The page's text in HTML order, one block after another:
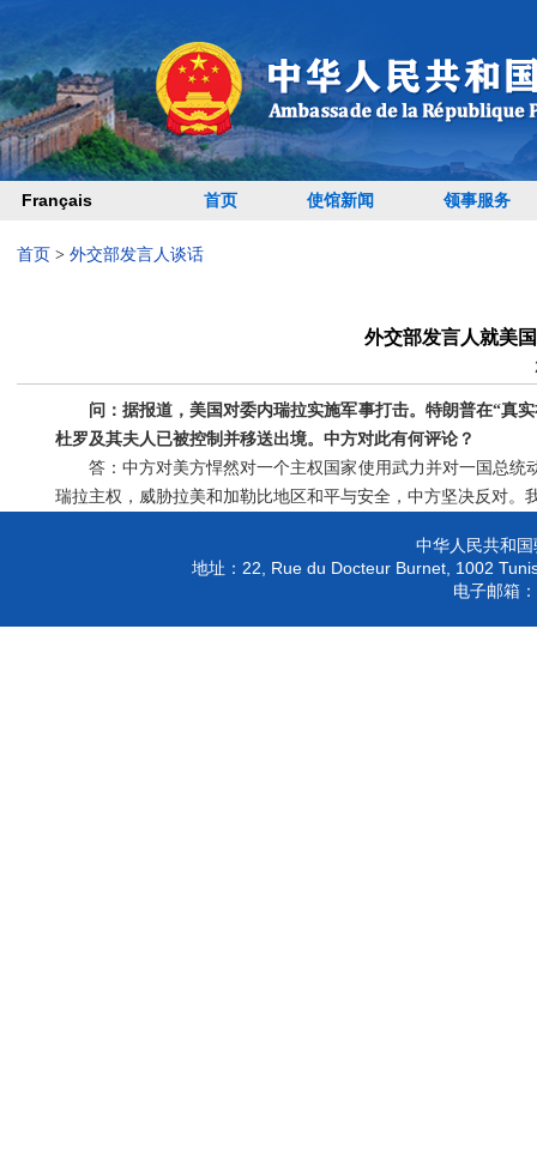
Français 首页 使馆新闻 领事服务
首页 > 外交部发言人谈话
外交部发言人就美
问：据报道，美国对委内瑞拉实施军事打击。特朗普在“真
杜罗及其夫人已被控制并移送出境。中方对此有何评论？
答：中方对美方悍然对一个主权国家使用武力并对一国总
瑞拉主权，威胁拉美和加勒比地区和平与安全，中方坚决反对
中华人民共和
地址： 22, Rue du Docteur Burnet, 1002
电子邮箱：